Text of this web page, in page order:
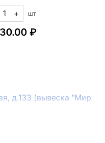
+ шт
₽
д.133 (вывеска "Мир
до 16:00